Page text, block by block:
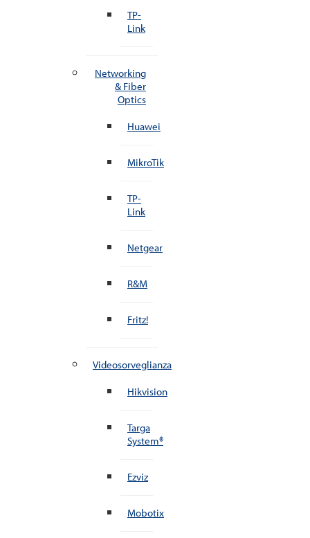
TP-
Link
Networking
& Fiber
Optics
Huawei
MikroTik
TP-
Link
Netgear
R&M
Fritz!
Videosorveglianza
Hikvision
Targa
System®
Ezviz
Mobotix